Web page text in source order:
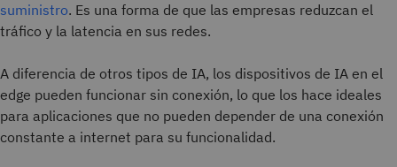
suministro. Es una forma de que las empresas reduzcan el
tráfico y la latencia en sus redes.
A diferencia de otros tipos de IA, los dispositivos de IA en el
edge pueden funcionar sin conexión, lo que los hace ideales
para aplicaciones que no pueden depender de una conexión
constante a internet para su funcionalidad.